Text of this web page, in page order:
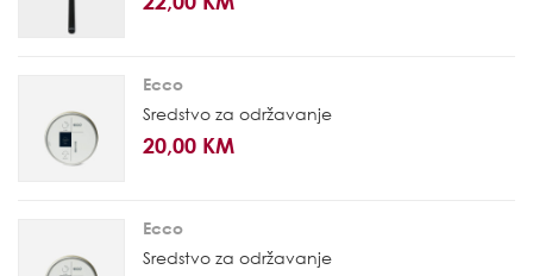
Ecco
Sredstvo za održavanje
20,00 KM
Ecco
Sredstvo za održavanje